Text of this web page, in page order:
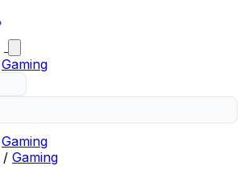
Gaming
Gaming
/ Gaming